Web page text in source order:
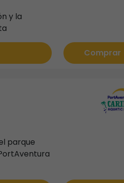
y la
Comprar
parque